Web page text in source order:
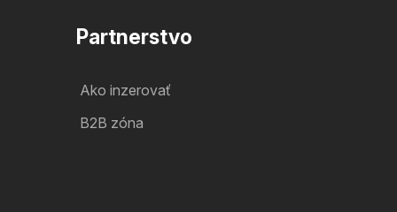
Partnerstvo
Ako inzerovať
B2B zóna